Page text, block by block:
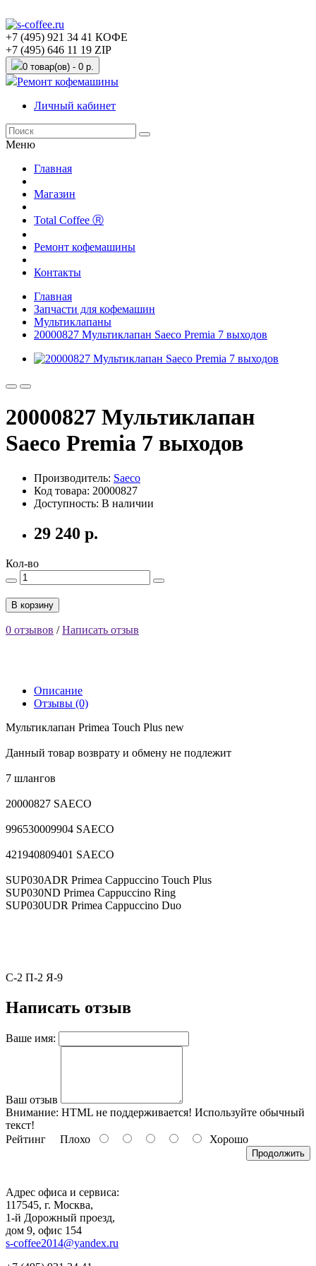
+7 (495) 921 34 41 КОФЕ
+7 (495) 646 11 19 ZIP
0 товар(ов) - 0 р.
Ремонт кофемашины
Личный кабинет
Меню
Главная
Магазин
Total Coffee Ⓡ
Ремонт кофемашины
Контакты
Главная
Запчасти для кофемашин
Мультиклапаны
20000827 Мультиклапан Saeco Premia 7 выходов
20000827 Мультиклапан
Saeco Premia 7 выходов
Производитель: Saeco
Код товара: 20000827
Доступность: В наличии
29 240 р.
Кол-во
В корзину
0 отзывов /Написать отзыв
Описание
Отзывы (0)
Мультиклапан Primea Touch Plus new
Данный товар возврату и обмену не подлежит
7 шлангов
20000827 SAECO
996530009904 SAECO
421940809401 SAECO
SUP030ADR Primea Cappuccino Touch Plus
SUP030ND Primea Cappuccino Ring
SUP030UDR Primea Cappuccino Duo
С-2 П-2 Я-9
Написать отзыв
Ваше имя:
Ваш отзыв
Внимание: HTML не поддерживается! Используйте обычный
текст!
Рейтинг Плохо Хорошо
Продолжить
Адрес офиса и сервиса:
117545, г. Москва,
1-й Дорожный проезд,
дом 9, офис 154
s-coffee2014@yandex.ru